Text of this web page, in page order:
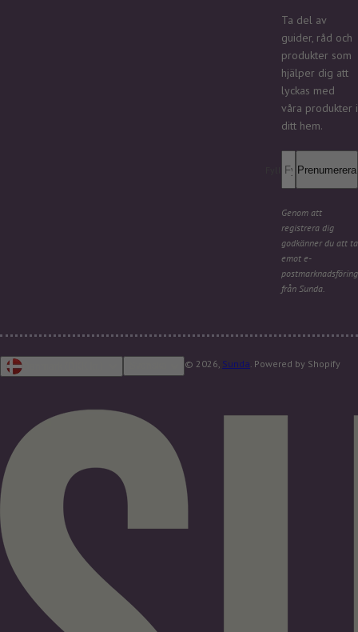
Ta del av
guider, råd och
produkter som
hjälper dig att
lyckas med
våra produkter i
ditt hem.
Fyll i din e-post *
Prenumerera
Genom att
registrera dig
godkänner du att ta
emot e-
postmarknadsföring
från Sunda.
© 2026, Sunda. Powered by Shopify